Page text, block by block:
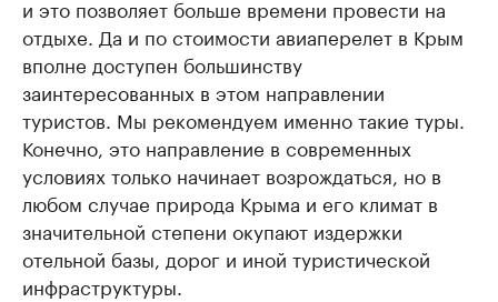
и это позволяет больше времени провести на
отдыхе. Да и по стоимости авиаперелет в Крым
вполне доступен большинству
заинтересованных в этом направлении
туристов. Мы рекомендуем именно такие туры.
Конечно, это направление в современных
условиях только начинает возрождаться, но в
любом случае природа Крыма и его климат в
значительной степени окупают издержки
отельной базы, дорог и иной туристической
инфраструктуры.